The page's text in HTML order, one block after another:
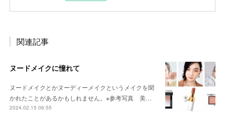
関連記事
ヌードメイクに憧れて
ヌードメイクとかヌーディーメイクというメイクを聞
かれたことがあるかもしれません。※参考写真 美…
2024.02.15 06:55